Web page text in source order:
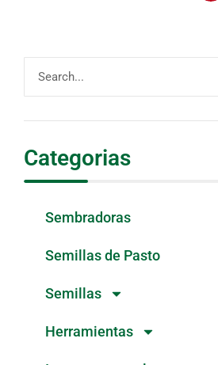
Categorias
Sembradoras
Semillas de Pasto
Semillas
Herramientas